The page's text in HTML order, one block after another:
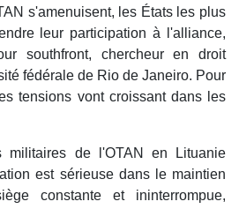
s'amenuisent, les États les plus
leur participation à l'alliance,
southfront, chercheur en droit
fédérale de Rio de Janeiro. Pour
tensions vont croissant dans les
militaires de l'OTAN en Lituanie
est sérieuse dans le maintien
constante et ininterrompue,